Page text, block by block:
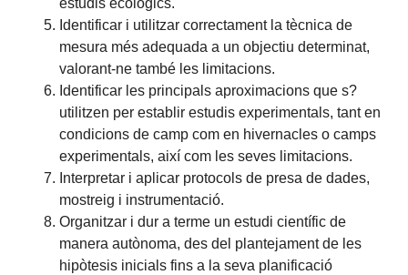
Identificar i utilitzar correctament la tècnica de
mesura més adequada a un objectiu determinat,
valorant-ne també les limitacions.
Identificar les principals aproximacions que s?
utilitzen per establir estudis experimentals, tant en
condicions de camp com en hivernacles o camps
experimentals, així com les seves limitacions.
Interpretar i aplicar protocols de presa de dades,
mostreig i instrumentació.
Organitzar i dur a terme un estudi científic de
manera autònoma, des del plantejament de les
hipòtesis inicials fins a la seva planificació